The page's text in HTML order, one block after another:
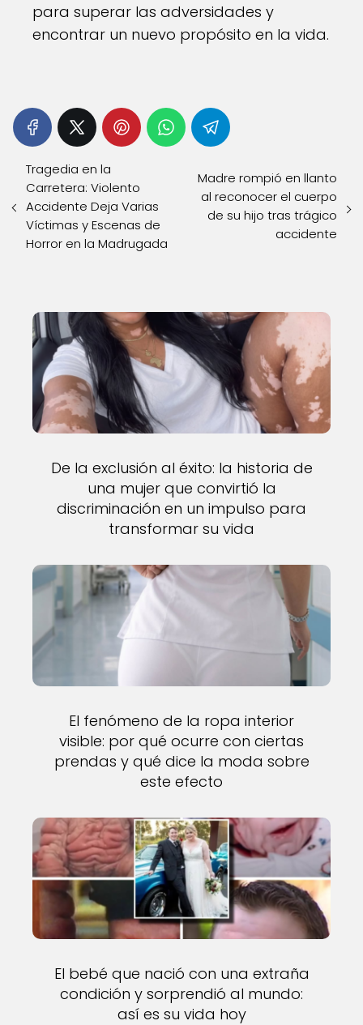
para superar las adversidades y
encontrar un nuevo propósito en la vida.
Tragedia en la
Carretera: Violento
Accidente Deja Varias
Víctimas y Escenas de
Horror en la Madrugada
Madre rompió en llanto
al reconocer el cuerpo
de su hijo tras trágico
accidente
De la exclusión al éxito: la historia de
una mujer que convirtió la
discriminación en un impulso para
transformar su vida
El fenómeno de la ropa interior
visible: por qué ocurre con ciertas
prendas y qué dice la moda sobre
este efecto
El bebé que nació con una extraña
condición y sorprendió al mundo:
así es su vida hoy